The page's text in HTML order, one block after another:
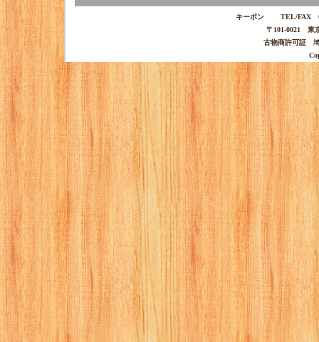
キーポン TEL/FAX
〒101-0021 東
古物商許可証